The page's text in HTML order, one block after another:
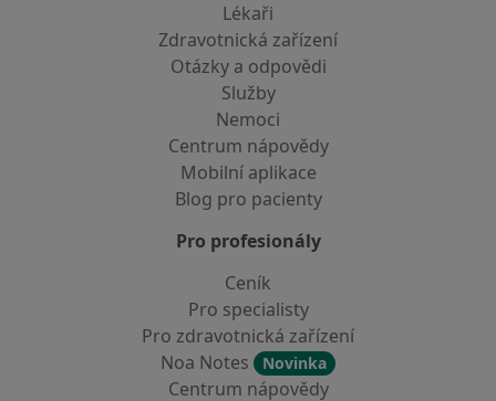
Lékaři
Zdravotnická zařízení
Otázky a odpovědi
Služby
Nemoci
Centrum nápovědy
Mobilní aplikace
Blog pro pacienty
Pro profesionály
Ceník
Pro specialisty
Pro zdravotnická zařízení
Noa Notes
Novinka
Centrum nápovědy